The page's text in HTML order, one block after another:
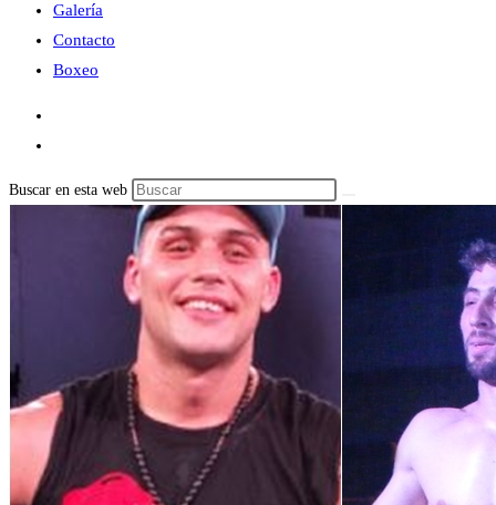
Galería
Contacto
Boxeo
Buscar en esta web